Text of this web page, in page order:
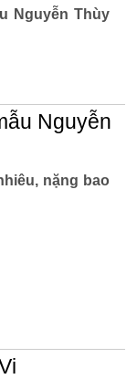
Nguyễn Thùy
Nguyễn
nặng bao